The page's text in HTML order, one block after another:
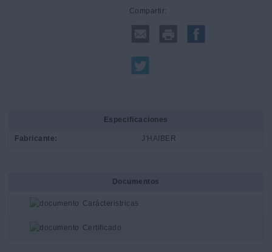
Compartir:
Especificaciones
Fabricante: J'HAIBER
Documentos
Carácteristricas
Certificado